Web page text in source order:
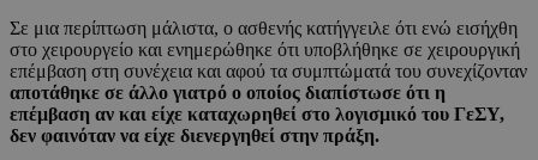
Σε μια περίπτωση μάλιστα, ο ασθενής κατήγγειλε ότι ενώ εισήχθη
στο χειρουργείο και ενημερώθηκε ότι υποβλήθηκε σε χειρουργική
επέμβαση στη συνέχεια και αφού τα συμπτώματά του συνεχίζονταν
αποτάθηκε σε άλλο γιατρό ο οποίος διαπίστωσε ότι η
επέμβαση αν και είχε καταχωρηθεί στο λογισμικό του ΓεΣΥ,
δεν φαινόταν να είχε διενεργηθεί στην πράξη.